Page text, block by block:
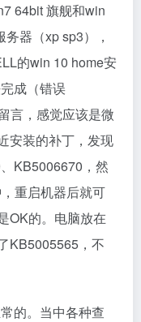
64bit 旗舰和win
器（xp sp3），
的win 10 home安
成（错误
言，感觉应该是微
安装的补丁，发现
KB5006670，然
重启机器后就可
OK的。电脑放在
KB5005565，不
的。当中各种查